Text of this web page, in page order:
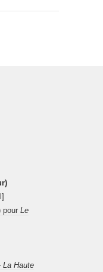
pour Le
La Haute